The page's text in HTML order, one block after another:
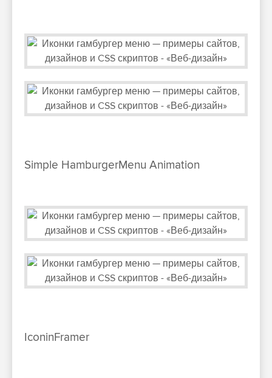
Simple HamburgerMenu Animation
IconinFramer